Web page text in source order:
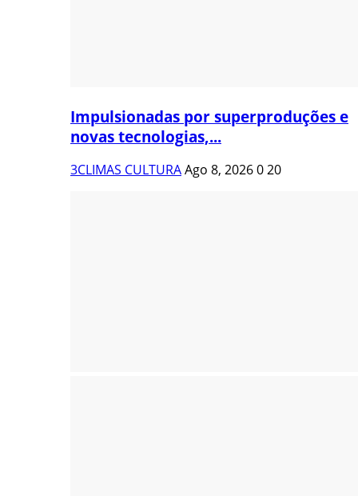
Impulsionadas por superproduções e
novas tecnologias,...
3CLIMAS CULTURAAgo 8, 2026020